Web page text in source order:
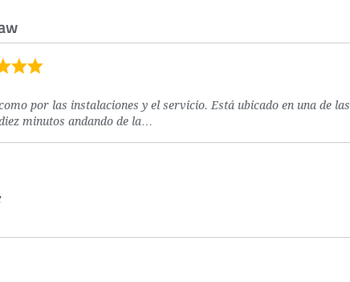
por las instalaciones y el servicio. Está ubicado en una de las
minutos andando de la…